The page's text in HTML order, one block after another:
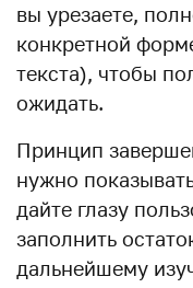
вы урезаете,
конкретной
текста), чтобы
ожидать.
Принцип
нужно
дайте глазу
заполнить
дальнейшему